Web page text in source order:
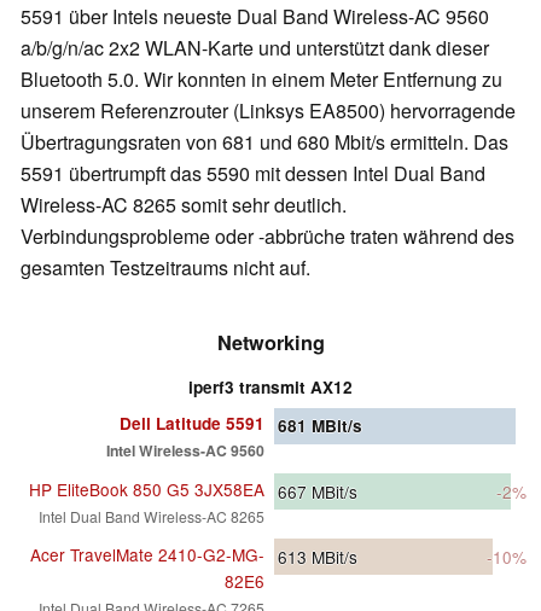
5591 über Intels neueste Dual Band Wireless-AC 9560
a/b/g/n/ac 2x2 WLAN-Karte und unterstützt dank dieser
Bluetooth 5.0. Wir konnten in einem Meter Entfernung zu
unserem Referenzrouter (Linksys EA8500) hervorragende
Übertragungsraten von 681 und 680 Mbit/s ermitteln. Das
5591 übertrumpft das 5590 mit dessen Intel Dual Band
Wireless-AC 8265 somit sehr deutlich.
Verbindungsprobleme oder -abbrüche traten während des
gesamten Testzeitraums nicht auf.
Networking
iperf3 transmit AX12
Dell Latitude 5591
Intel Wireless-AC 9560
681 MBit/s
HP EliteBook 850 G5 3JX58EA
Intel Dual Band Wireless-AC 8265
667 MBit/s -2%
Acer TravelMate 2410-G2-MG-
82E6
613 MBit/s -10%